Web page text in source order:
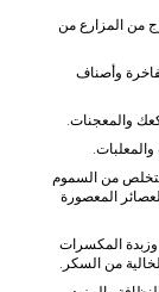
من المزارع من
وأصناف
والمعجنات.
من السموم
المعصورة
وزبدة المكسرات
من السكر.